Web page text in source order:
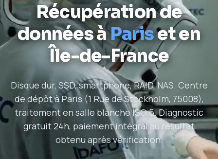
Récupération de
données àPariset en
Île-de-France
Disque dur, SSD, smartphone, RAID, NAS. Centre
de dépôt à Paris (1 Rue de Stockholm, 75008),
traitement en salle blanche ISO 5. Diagnostic
gratuit 24h, paiement intégral au résultat
obtenu après vérification.